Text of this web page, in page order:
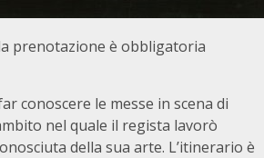
prenotazione è obbligatoria
conoscere le messe in scena di
nel quale il regista lavorò
della sua arte. L’itinerario è